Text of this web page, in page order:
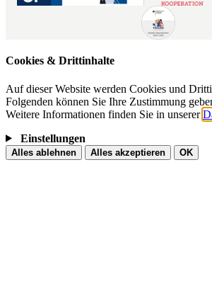
Cookies & Drittinhalte
Auf dieser Website werden Cookies und
Folgenden können Sie Ihre Zustimmung
Weitere Informationen finden Sie in unserer
Einstellungen
Alles ablehnen Alles akzeptieren OK